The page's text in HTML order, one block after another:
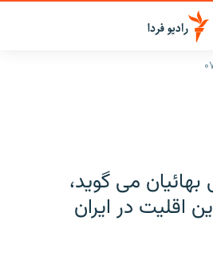
می گوید،
اقلیت در ایران